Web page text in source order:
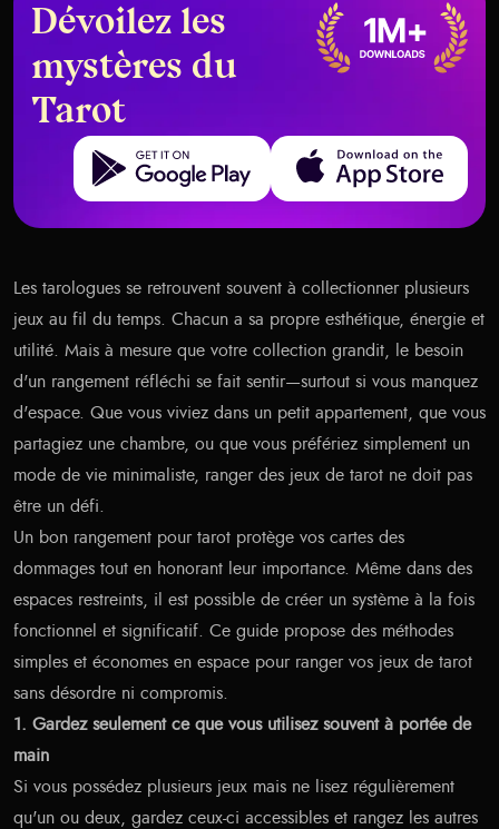
Dévoilez les
mystères du
Tarot
Get it on Google Play Download on the App Store
Les tarologues se retrouvent souvent à collectionner plusieurs
jeux au fil du temps. Chacun a sa propre esthétique, énergie et
utilité. Mais à mesure que votre collection grandit, le besoin
d'un rangement réfléchi se fait sentir—surtout si vous manquez
d'espace. Que vous viviez dans un petit appartement, que vous
partagiez une chambre, ou que vous préfériez simplement un
mode de vie minimaliste, ranger des jeux de tarot ne doit pas
être un défi.
Un bon rangement pour tarot protège vos cartes des
dommages tout en honorant leur importance. Même dans des
espaces restreints, il est possible de créer un système à la fois
fonctionnel et significatif. Ce guide propose des méthodes
simples et économes en espace pour ranger vos jeux de tarot
sans désordre ni compromis.
1. Gardez seulement ce que vous utilisez souvent à portée de
main
Si vous possédez plusieurs jeux mais ne lisez régulièrement
qu'un ou deux, gardez ceux-ci accessibles et rangez les autres